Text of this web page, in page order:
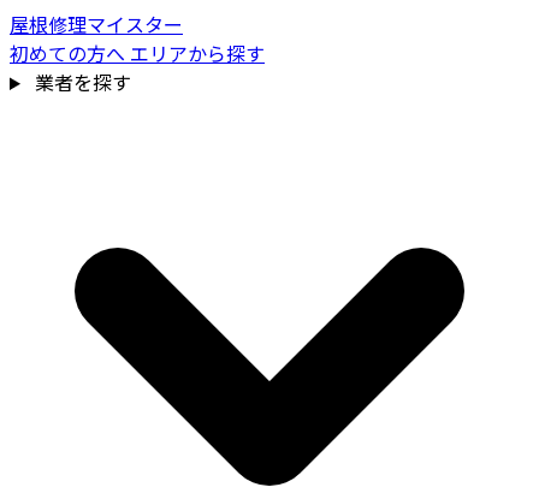
屋根修理マイスター
初めての方へ エリアから探す
業者を探す
費用相